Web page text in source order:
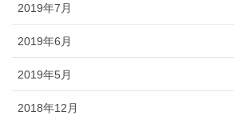
2019年7月
2019年6月
2019年5月
2018年12月